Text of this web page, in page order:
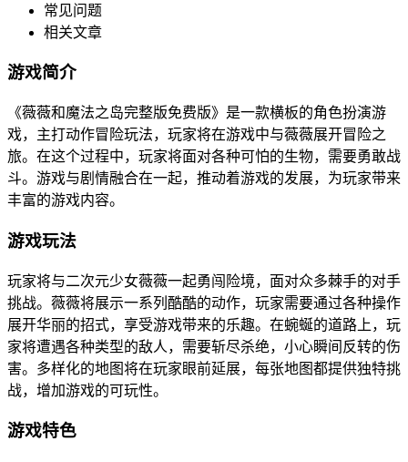
常见问题
相关文章
游戏简介
《薇薇和魔法之岛完整版免费版》是一款横板的角色扮演游
戏，主打动作冒险玩法，玩家将在游戏中与薇薇展开冒险之
旅。在这个过程中，玩家将面对各种可怕的生物，需要勇敢战
斗。游戏与剧情融合在一起，推动着游戏的发展，为玩家带来
丰富的游戏内容。
游戏玩法
玩家将与二次元少女薇薇一起勇闯险境，面对众多棘手的对手
挑战。薇薇将展示一系列酷酷的动作，玩家需要通过各种操作
展开华丽的招式，享受游戏带来的乐趣。在蜿蜒的道路上，玩
家将遭遇各种类型的敌人，需要斩尽杀绝，小心瞬间反转的伤
害。多样化的地图将在玩家眼前延展，每张地图都提供独特挑
战，增加游戏的可玩性。
游戏特色